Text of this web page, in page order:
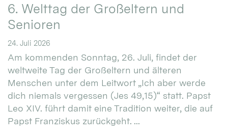
6. Welttag der Großeltern und
Senioren
24. Juli 2026
Am kommenden Sonntag, 26. Juli, findet der
weltweite Tag der Großeltern und älteren
Menschen unter dem Leitwort „Ich aber werde
dich niemals vergessen (Jes 49,15)“ statt. Papst
Leo XIV. führt damit eine Tradition weiter, die auf
Papst Franziskus zurückgeht. ...